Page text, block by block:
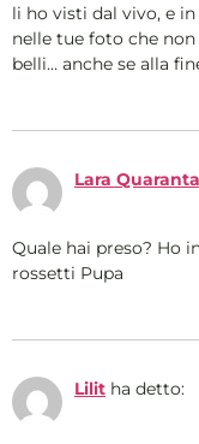
li ho visti dal vivo, e
nelle tue foto che
belli… anche se alla
Lara Quaranta
Quale hai preso? Ho
rossetti Pupa
Lilit ha detto: